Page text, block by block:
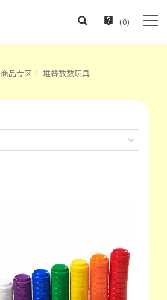
(0)
商品专区 堆叠数数玩具